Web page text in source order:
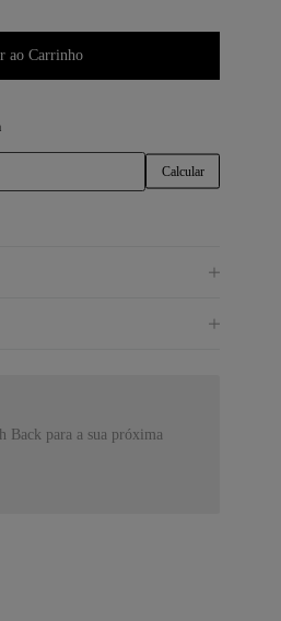
ao Carrinho
Back para a sua próxima